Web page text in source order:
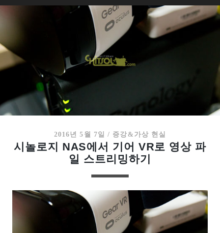
2016년 5월 7일 / 증강&가상 현실
시놀로지 NAS에서 기어 VR로 영상 파
일 스트리밍하기